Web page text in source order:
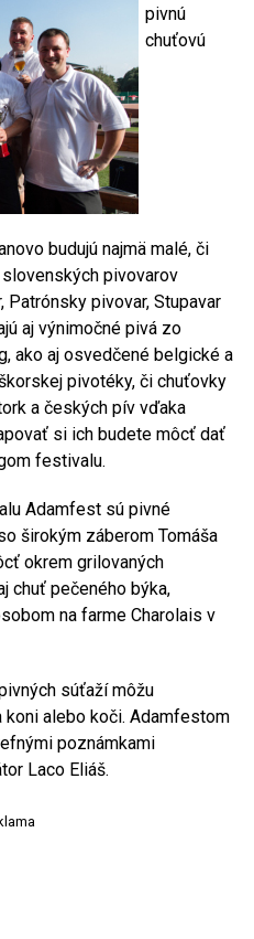
pivnú
chuťovú
budujú najmä malé, či
pivovarov
Patrónsky pivovar, Stupavar
aj výnimočné pivá zo
ako aj osvedčené belgické a
pivotéky, či chuťovky
a českých pív vďaka
si ich budete môcť dať
festivalu.
Adamfest sú pivné
širokým záberom Tomáša
okrem grilovaných
chuť pečeného býka,
na farme Charolais v
súťaží môžu
koni alebo koči. Adamfestom
poznámkami
Laco Eliáš.